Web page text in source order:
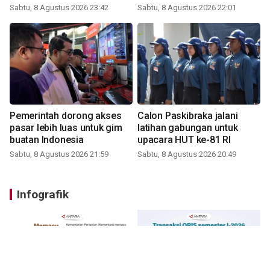
Sabtu, 8 Agustus 2026 23:42 Sabtu, 8 Agustus 2026 22:01
Pemerintah dorong akses
pasar lebih luas untuk gim
buatan Indonesia
Sabtu, 8 Agustus 2026 21:59
Calon Paskibraka jalani
latihan gabungan untuk
upacara HUT ke-81 RI
Sabtu, 8 Agustus 2026 20:49
Infografik